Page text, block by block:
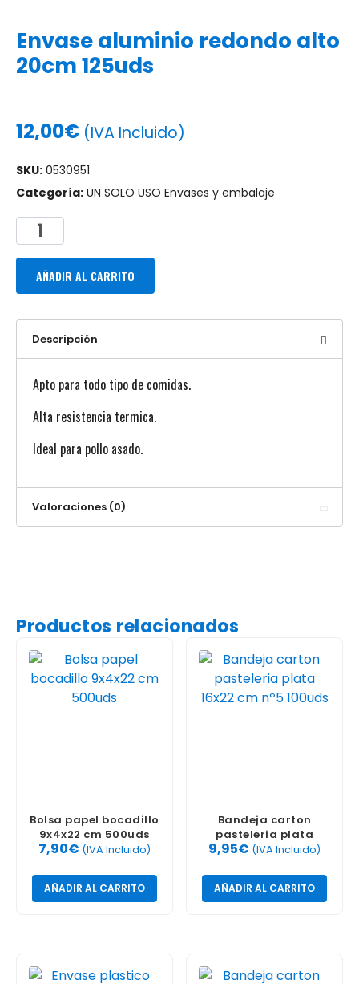
Envase aluminio redondo alto
20cm 125uds
12,00€ (IVA Incluido)
SKU: 0530951
Categoría: UN SOLO USO Envases y embalaje
AÑADIR AL CARRITO
Descripción
Apto para todo tipo de comidas.
Alta resistencia termica.
Ideal para pollo asado.
Valoraciones (0)
Productos relacionados
Bolsa papel bocadillo
9x4x22 cm 500uds
7,90€ (IVA Incluido)
AÑADIR AL CARRITO
Bandeja carton
pasteleria plata
16×22 cm nº5 100uds
9,95€ (IVA Incluido)
AÑADIR AL CARRITO